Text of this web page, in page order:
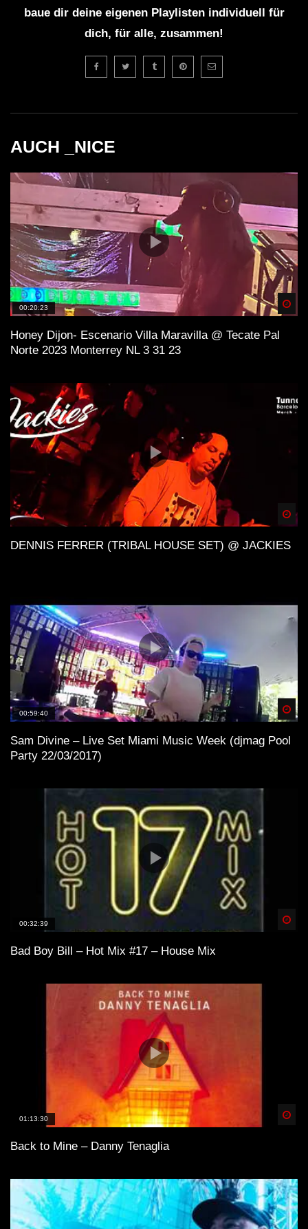
baue dir deine eigenen Playlisten individuell für
dich, für alle, zusammen!
AUCH _NICE
00:20:23
Honey Dijon- Escenario Villa Maravilla @ Tecate Pal
Norte 2023 Monterrey NL 3 31 23
DENNIS FERRER (TRIBAL HOUSE SET) @ JACKIES
00:59:40
Sam Divine – Live Set Miami Music Week (djmag Pool
Party 22/03/2017)
00:32:39
Bad Boy Bill – Hot Mix #17 – House Mix
01:13:30
Back to Mine – Danny Tenaglia